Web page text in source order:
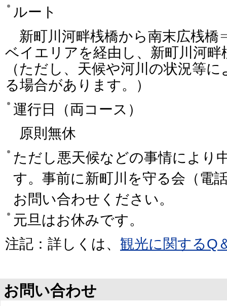
ルート
新町川河畔桟橋から南末広桟橋
ベイエリアを経由し、新町川河
（ただし、天候や河川の状況等
る場合があります。）
運行日（両コース）
原則無休
ただし悪天候などの事情により
す。事前に新町川を守る会（電
お問い合わせください。
元旦はお休みです。
注記：詳しくは、 観光に関するQ
お問い合わせ